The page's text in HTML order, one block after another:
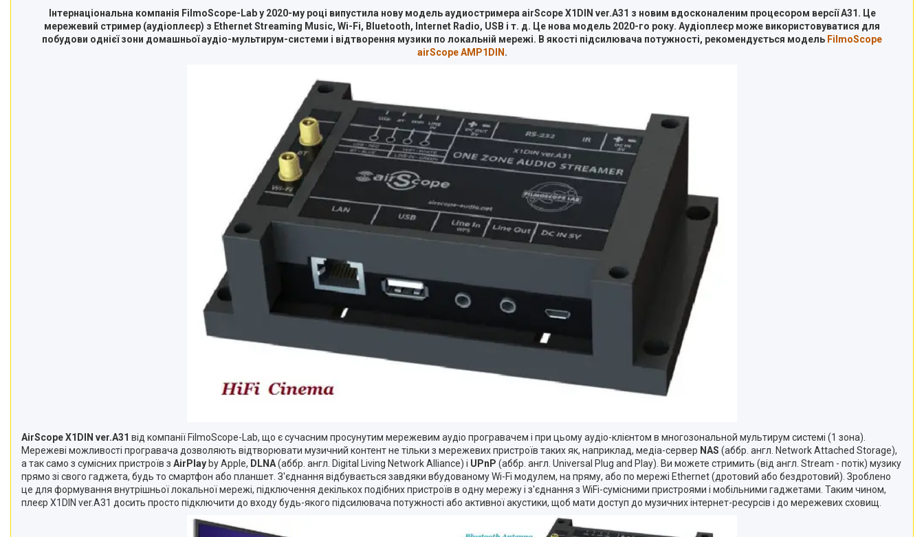
Інтернаціональна компанія FilmoScope-Lab у 2020-му році випустила нову модель аудиостримера airScope X1DIN ver.A31 з новим вдосконаленим процесором версії А31. Це
мережевий стример (аудіоплеєр) з Ethernet Streaming Music, Wi-Fi, Bluetooth, Internet Radio, USB і т. д. Це нова модель 2020-го року. Аудіоплеєр може використовуватися для
побудови однієї зони домашньої аудіо-мультирум-системи і відтворення музики по локальній мережі. В якості підсилювача потужності, рекомендується модель FilmoScope
airScope AMP1DIN .
AirScope X1DIN ver.A31 від компанії FilmoScope-Lab, що є сучасним просунутим мережевим аудіо програвачем і при цьому аудіо-клієнтом в многозональной мультирум системі (1 зона).
Мережеві можливості програвача дозволяють відтворювати музичний контент не тільки з мережевих пристроїв таких як, наприклад, медіа-сервер NAS (аббр. англ. Network Attached Storage),
а так само з сумісних пристроїв з AirPlay by Apple, DLNA(аббр. англ. Digital Living Network Alliance) і UPnP (аббр. англ. Universal Plug and Play). Ви можете стримить (від англ. Stream - потік) музику
прямо зі свого гаджета, будь то смартфон або планшет. З'єднання відбувається завдяки вбудованому Wi-Fi модулем, на пряму, або по мережі Ethernet (дротовий або бездротовий). Зроблено
це для формування внутрішньої локальної мережі, підключення декількох подібних пристроїв в одну мережу і з'єднання з WiFi-сумісними пристроями і мобільними гаджетами. Таким чином,
плеєр X1DIN ver.A31 досить просто підключити до входу будь-якого підсилювача потужності або активної акустики, щоб мати доступ до музичних інтернет-ресурсів і до мережевих сховищ.